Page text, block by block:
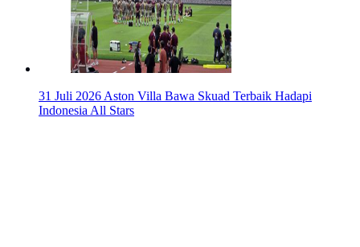
31 Juli 2026 Aston Villa Bawa Skuad Terbaik Hadapi
Indonesia All Stars